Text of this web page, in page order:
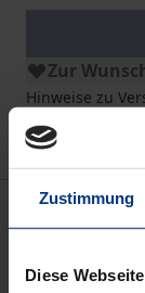
Zustimmung
Diese
Zur
Hinweise zu
Beschreibung
Hoheitliche